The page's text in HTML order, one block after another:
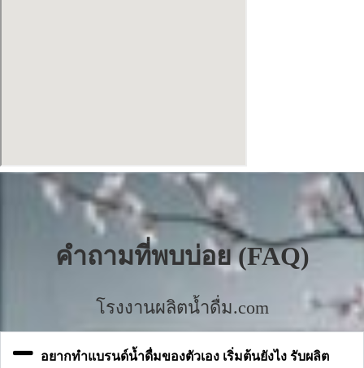
คำถามที่พบบ่อย (FAQ)
โรงงานผลิตน้ำดื่ม.com
อยากทำแบรนด์น้ำดื่มของตัวเอง เริ่มต้นยังไง รับผลิต